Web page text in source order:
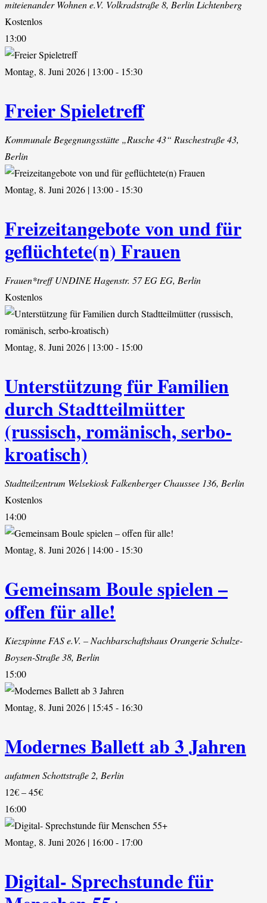
miteienander Wohnen e.V. Volkradstraße 8, Berlin Lichtenberg
Kostenlos
13:00
Montag, 8. Juni 2026 | 13:00- 15:30
Freier Spieletreff
Kommunale Begegnungsstätte „Rusche 43“ Ruschestraße 43,
Berlin
Montag, 8. Juni 2026 | 13:00- 15:30
Freizeitangebote von und für
geflüchtete(n) Frauen
Frauen*treff UNDINE Hagenstr. 57 EG EG, Berlin
Kostenlos
Montag, 8. Juni 2026 | 13:00- 15:00
Unterstützung für Familien
durch Stadtteilmütter
(russisch, romänisch, serbo-
kroatisch)
Stadtteilzentrum Welsekiosk Falkenberger Chaussee 136, Berlin
Kostenlos
14:00
Montag, 8. Juni 2026 | 14:00- 15:30
Gemeinsam Boule spielen –
offen für alle!
Kiezspinne FAS e.V. – Nachbarschaftshaus OrangerieSchulze-
Boysen-Straße 38, Berlin
15:00
Montag, 8. Juni 2026 | 15:45 - 16:30
Modernes Ballett ab 3 Jahren
aufatmenSchottstraße 2, Berlin
12€ – 45€
16:00
Montag, 8. Juni 2026 | 16:00- 17:00
Digital- Sprechstunde für